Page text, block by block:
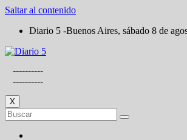
Saltar al contenido
Diario 5 -Buenos Aires, sábado 8 de
----------
----------
X